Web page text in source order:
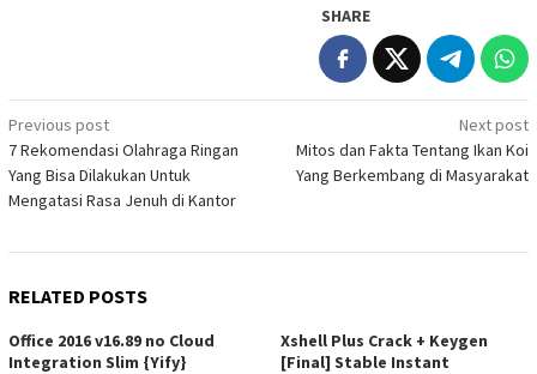
SHARE
Post
navigation
Previous post
7 Rekomendasi Olahraga Ringan
Yang Bisa Dilakukan Untuk
Mengatasi Rasa Jenuh di Kantor
Next post
Mitos dan Fakta Tentang Ikan Koi
Yang Berkembang di Masyarakat
RELATED POSTS
Office 2016 v16.89 no Cloud
Integration Slim {Yify}
Xshell Plus Crack + Keygen
[Final] Stable Instant